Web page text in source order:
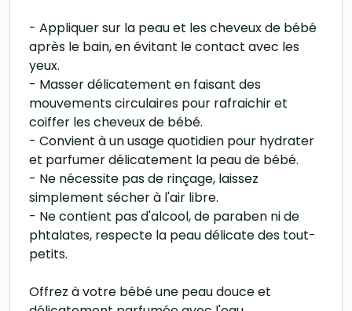
- Appliquer sur la peau et les cheveux de bébé
après le bain, en évitant le contact avec les
yeux.
- Masser délicatement en faisant des
mouvements circulaires pour rafraichir et
coiffer les cheveux de bébé.
- Convient à un usage quotidien pour hydrater
et parfumer délicatement la peau de bébé.
- Ne nécessite pas de rinçage, laissez
simplement sécher à l'air libre.
- Ne contient pas d'alcool, de paraben ni de
phtalates, respecte la peau délicate des tout-
petits.
Offrez à votre bébé une peau douce et